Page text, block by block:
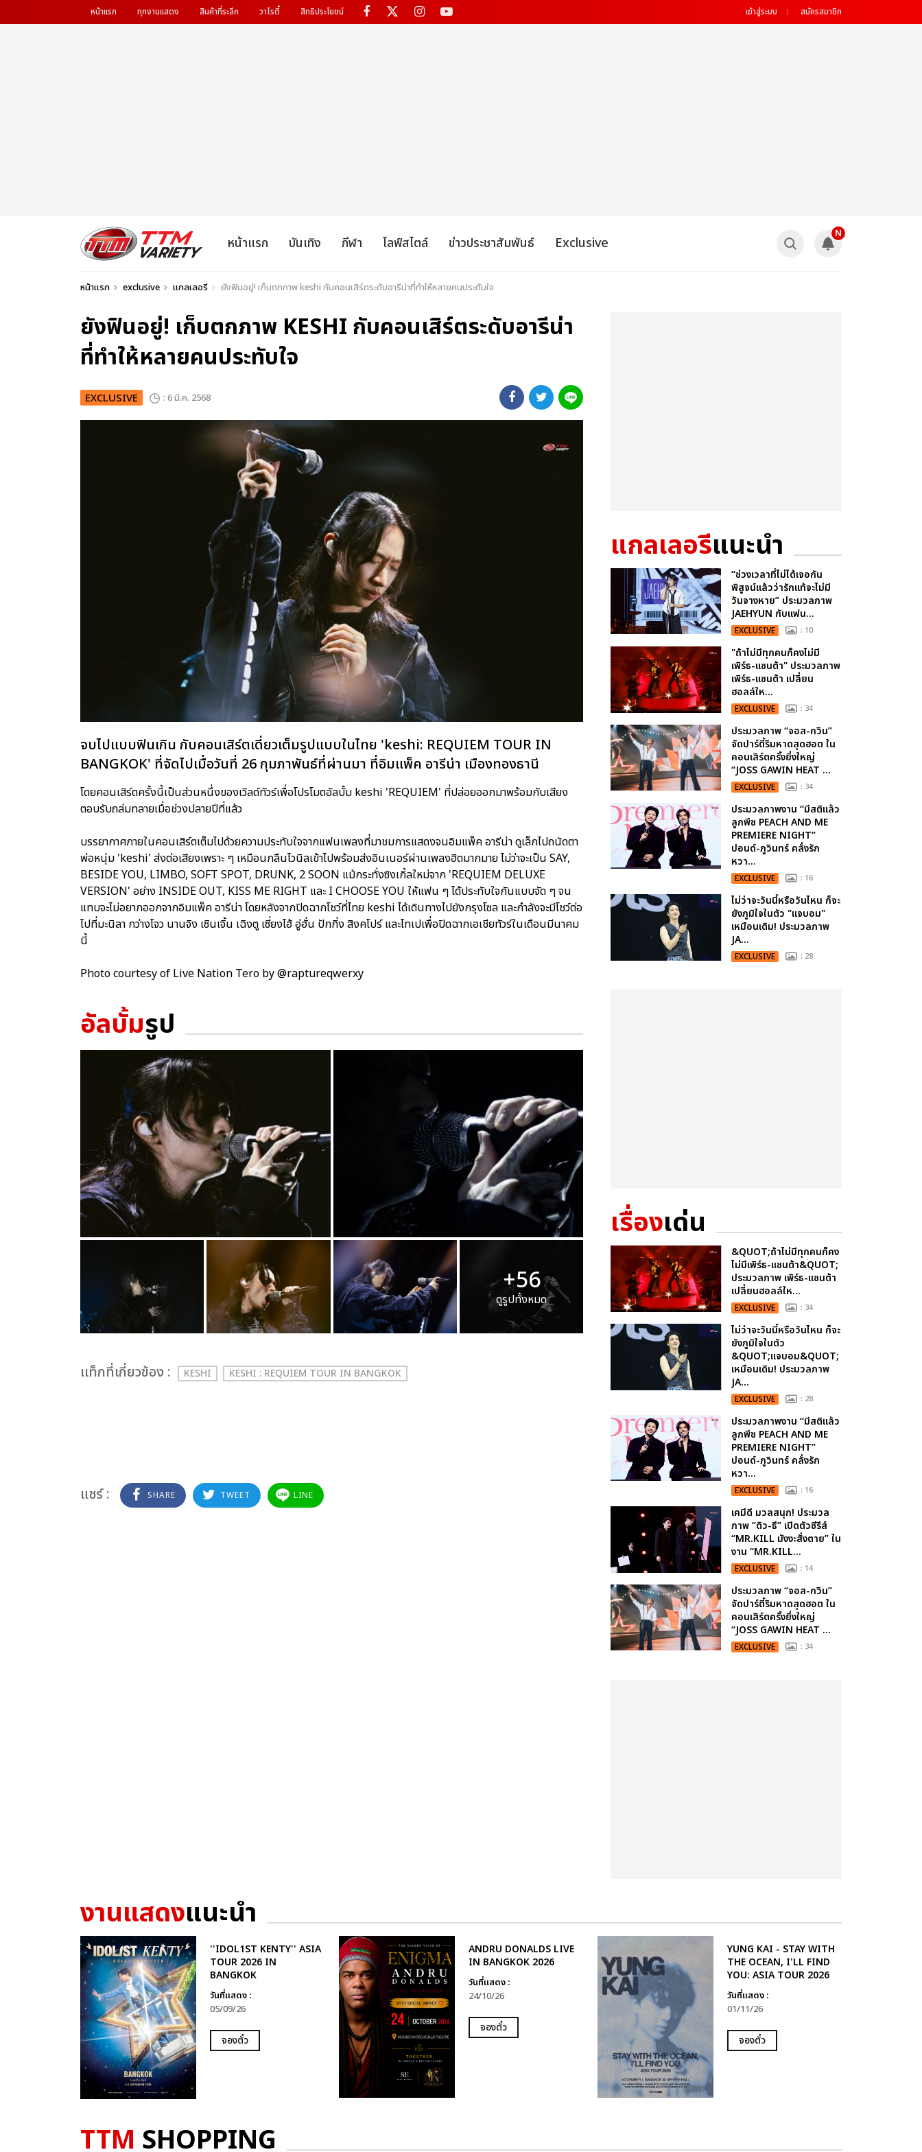
หน้าแรก ทุกงานแสดง สินค้าที่ระลึก วาไรตี้ สิทธิประโยชน์ เข้าสู่ระบบ สมัครสมาชิก
หน้าแรก บันเทิง กีฬา ไลฟ์สไตล์ ข่าวประชาสัมพันธ์ Exclusive
N
หน้าแรก exclusive แกลเลอรี ยังฟินอยู่! เก็บตกภาพ keshi กับคอนเสิร์ตระดับอารีน่าที่ทำให้หลายคนประทับใจ
ยังฟินอยู่! เก็บตกภาพ KESHI กับคอนเสิร์ตระดับอารีน่า
ที่ทำให้หลายคนประทับใจ
EXCLUSIVE : 6 มี.ค. 2568
จบไปแบบฟินเกิน กับคอนเสิร์ตเดี่ยวเต็มรูปแบบในไทย 'keshi: REQUIEM TOUR IN
BANGKOK' ที่จัดไปเมื่อวันที่ 26 กุมภาพันธ์ที่ผ่านมา ที่อิมแพ็ค อารีน่า เมืองทองธานี
โดยคอนเสิร์ตครั้งนี้เป็นส่วนหนึ่งของเวิลด์ทัวร์เพื่อโปรโมตอัลบั้ม keshi 'REQUIEM' ที่ปล่อยออกมาพร้อมกับเสียง
ตอบรับถล่มทลายเมื่อช่วงปลายปีที่แล้ว
บรรยากาศภายในคอนเสิร์ตเต็มไปด้วยความประทับใจจากแฟนเพลงที่มาชมการแสดงจนอิมแพ็ค อารีน่า ดูเล็กไปถนัดตา
พ่อหนุ่ม 'keshi' ส่งต่อเสียงเพราะ ๆ เหมือนกลืนไวนิลเข้าไปพร้อมส่งอินเนอร์ผ่านเพลงฮิตมากมาย ไม่ว่าจะเป็น SAY,
BESIDE YOU, LIMBO, SOFT SPOT, DRUNK, 2 SOON แม้กระทั่งซิงเกิ้ลใหม่จาก 'REQUIEM DELUXE
VERSION' อย่าง INSIDE OUT, KISS ME RIGHT และ I CHOOSE YOU ให้แฟน ๆ ได้ประทับใจกันแบบจัด ๆ จน
แทบจะไม่อยากออกจากอิมแพ็ค อารีน่า โดยหลังจากปิดฉากโชว์ที่ไทย keshi ได้เดินทางไปยังกรุงโซล และกำลังจะมีโชว์ต่อ
ไปที่มะนิลา กว่างโจว นานจิง เซินเจิ้น เฉิงตู เซี่ยงไฮ้ อู่ฮั่น ปักกิ่ง สิงคโปร์ และไทเปเพื่อปิดฉากเอเชียทัวร์ในเดือนมีนาคม
นี้
Photo courtesy of Live Nation Tero by @raptureqwerxy
อัลบั้มรูป
+56
ดูรูปทั้งหมด
เเท็กที่เกี่ยวข้อง : KESHI KESHI : REQUIEM TOUR IN BANGKOK
แชร์ : SHARE TWEET LINE
แกลเลอรีแนะนำ
“ช่วงเวลาที่ไม่ได้เจอกัน
พิสูจน์แล้วว่ารักแท้จะไม่มี
วันจางหาย” ประมวลภาพ
JAEHYUN กับแฟน...
EXCLUSIVE : 10
"ถ้าไม่มีทุกคนก็คงไม่มี
เพิร์ธ-แซนต้า" ประมวลภาพ
เพิร์ธ-แซนต้า เปลี่ยน
ฮอลล์ให...
EXCLUSIVE : 34
ประมวลภาพ “จอส-กวิน”
จัดปาร์ตี้ริมหาดสุดฮอต ใน
คอนเสิร์ตครั้งยิ่งใหญ่
“JOSS GAWIN HEAT ...
EXCLUSIVE : 34
ประมวลภาพงาน “มีสติแล้ว
ลูกพีช PEACH AND ME
PREMIERE NIGHT”
ปอนด์-ภูวินทร์ คลั่งรัก
หวา...
EXCLUSIVE : 16
ไม่ว่าจะวันนี้หรือวันไหน ก็จะ
ยังภูมิใจในตัว "แจบอม"
เหมือนเดิม! ประมวลภาพ
JA...
EXCLUSIVE : 28
เรื่องเด่น
&QUOT;ถ้าไม่มีทุกคนก็คง
ไม่มีเพิร์ธ-แซนต้า&QUOT;
ประมวลภาพ เพิร์ธ-แซนต้า
เปลี่ยนฮอลล์ให...
EXCLUSIVE : 34
ไม่ว่าจะวันนี้หรือวันไหน ก็จะ
ยังภูมิใจในตัว
&QUOT;แจบอม&QUOT;
เหมือนเดิม! ประมวลภาพ
JA...
EXCLUSIVE : 28
ประมวลภาพงาน “มีสติแล้ว
ลูกพีช PEACH AND ME
PREMIERE NIGHT”
ปอนด์-ภูวินทร์ คลั่งรัก
หวา...
EXCLUSIVE : 16
เคมีดี มวลสนุก! ประมวล
ภาพ “ดิว-ธี” เปิดตัวซีรีส์
“MR.KILL มังงะสั่งตาย” ใน
งาน “MR.KILL...
EXCLUSIVE : 14
ประมวลภาพ “จอส-กวิน”
จัดปาร์ตี้ริมหาดสุดฮอต ใน
คอนเสิร์ตครั้งยิ่งใหญ่
“JOSS GAWIN HEAT ...
EXCLUSIVE : 34
งานแสดงแนะนำ
''IDOL1ST KENTY'' ASIA
TOUR 2026 IN
BANGKOK
วันที่แสดง :
05/09/26
จองตั๋ว
ANDRU DONALDS LIVE
IN BANGKOK 2026
วันที่แสดง :
24/10/26
จองตั๋ว
YUNG KAI - STAY WITH
THE OCEAN, I'LL FIND
YOU: ASIA TOUR 2026
วันที่แสดง :
01/11/26
จองตั๋ว
TTM SHOPPING